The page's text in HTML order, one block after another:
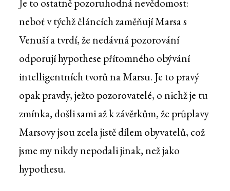
Je to ostatně pozoruhodná nevědomost:
neboť v týchž článcích zaměňují Marsa s
Venuší a tvrdí, že nedávná pozorování
odporují hypothese přítomného obývání
intelligentních tvorů na Marsu. Je to pravý
opak pravdy, ježto pozorovatelé, o nichž je tu
zmínka, došli sami až k závěrkům, že průplavy
Marsovy jsou zcela jistě dílem obyvatelů, což
jsme my nikdy nepodali jinak, než jako
hypothesu.